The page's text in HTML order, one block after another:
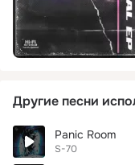
Другие песни
Panic Room
S-70